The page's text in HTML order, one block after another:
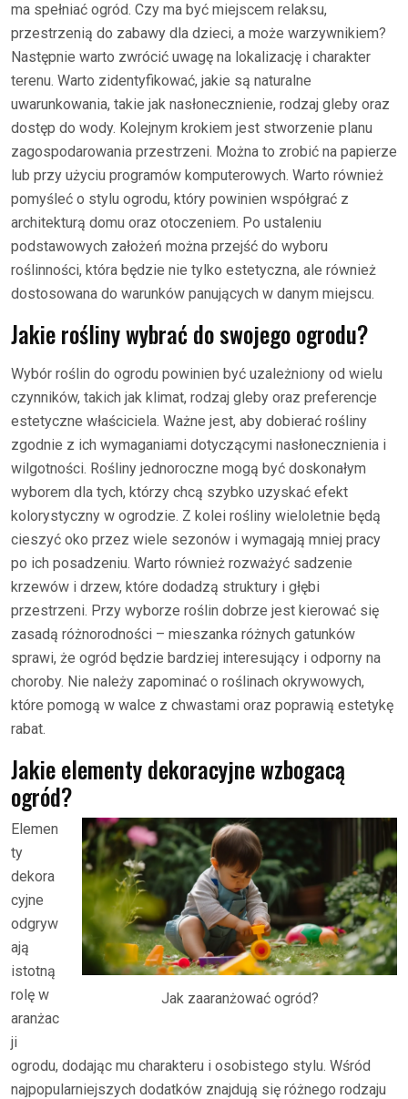
ma spełniać ogród. Czy ma być miejscem relaksu,
przestrzenią do zabawy dla dzieci, a może warzywnikiem?
Następnie warto zwrócić uwagę na lokalizację i charakter
terenu. Warto zidentyfikować, jakie są naturalne
uwarunkowania, takie jak nasłonecznienie, rodzaj gleby oraz
dostęp do wody. Kolejnym krokiem jest stworzenie planu
zagospodarowania przestrzeni. Można to zrobić na papierze
lub przy użyciu programów komputerowych. Warto również
pomyśleć o stylu ogrodu, który powinien współgrać z
architekturą domu oraz otoczeniem. Po ustaleniu
podstawowych założeń można przejść do wyboru
roślinności, która będzie nie tylko estetyczna, ale również
dostosowana do warunków panujących w danym miejscu.
Jakie rośliny wybrać do swojego ogrodu?
Wybór roślin do ogrodu powinien być uzależniony od wielu
czynników, takich jak klimat, rodzaj gleby oraz preferencje
estetyczne właściciela. Ważne jest, aby dobierać rośliny
zgodnie z ich wymaganiami dotyczącymi nasłonecznienia i
wilgotności. Rośliny jednoroczne mogą być doskonałym
wyborem dla tych, którzy chcą szybko uzyskać efekt
kolorystyczny w ogrodzie. Z kolei rośliny wieloletnie będą
cieszyć oko przez wiele sezonów i wymagają mniej pracy
po ich posadzeniu. Warto również rozważyć sadzenie
krzewów i drzew, które dodadzą struktury i głębi
przestrzeni. Przy wyborze roślin dobrze jest kierować się
zasadą różnorodności – mieszanka różnych gatunków
sprawi, że ogród będzie bardziej interesujący i odporny na
choroby. Nie należy zapominać o roślinach okrywowych,
które pomogą w walce z chwastami oraz poprawią estetykę
rabat.
Jakie elementy dekoracyjne wzbogacą
ogród?
Jak zaaranżować ogród?
Elemen
ty
dekora
cyjne
odgryw
ają
istotną
rolę w
aranżac
ji
ogrodu, dodając mu charakteru i osobistego stylu. Wśród
najpopularniejszych dodatków znajdują się różnego rodzaju